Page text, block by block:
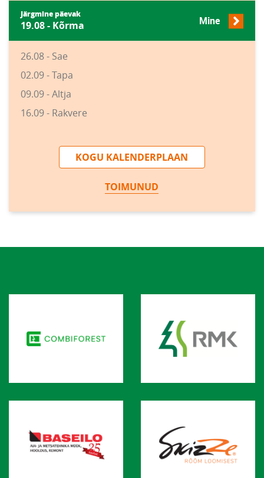
Järgmine päevak
19.08 - Kõrma Mine
26.08 - Sae
02.09 - Tapa
09.09 - Altja
16.09 - Rakvere
KOGU KALENDERPLAAN
TOIMUNUD